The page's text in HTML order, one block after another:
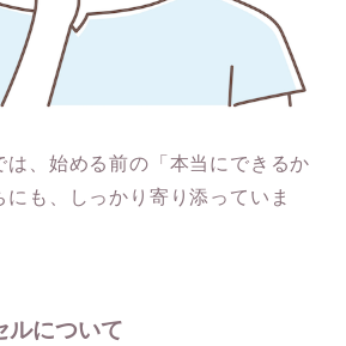
は、始める前の「本当にできるか
も、しっかり寄り添っていま
ルについて